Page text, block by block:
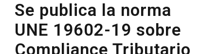
Se publica la norma
UNE 19602-19 sobre
Compliance Tributario